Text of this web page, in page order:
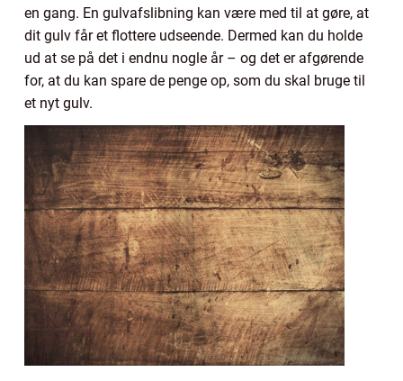
en gang. En gulvafslibning kan være med til at gøre, at
dit gulv får et flottere udseende. Dermed kan du holde
ud at se på det i endnu nogle år – og det er afgørende
for, at du kan spare de penge op, som du skal bruge til
et nyt gulv.